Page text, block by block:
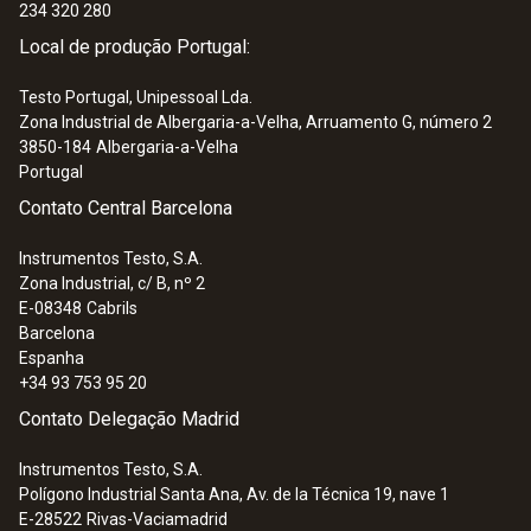
use in USA, CA, AU, Europe, UK, CN, Korea
Analisador de combustão testo 300 -
: 0560 8651
Câmara termográfica testo 865s - Ligar,
234 320 280
Local de produção Portugal:
Testo Portugal, Unipessoal Lda.
Zona Industrial de Albergaria-a-Velha, Arruamento G, número 2
3850-184 Albergaria-a-Velha
Portugal
Contato Central Barcelona
Instrumentos Testo, S.A.
Zona Industrial, c/ B, nº 2
E-08348 Cabrils
Barcelona
Espanha
+34 93 753 95 20
Contato Delegação Madrid
Instrumentos Testo, S.A.
Polígono Industrial Santa Ana, Av. de la Técnica 19, nave 1
E-28522 Rivas-Vaciamadrid